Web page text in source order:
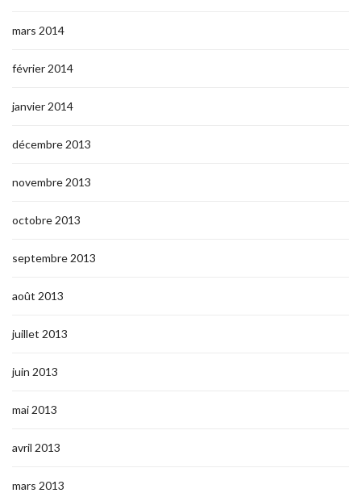
mars 2014
février 2014
janvier 2014
décembre 2013
novembre 2013
octobre 2013
septembre 2013
août 2013
juillet 2013
juin 2013
mai 2013
avril 2013
mars 2013